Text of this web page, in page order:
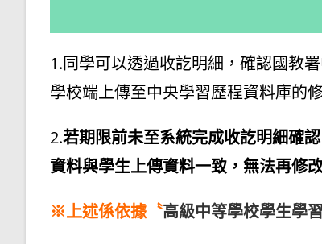
1.同學可以透過收訖明細，確認國教
學校端上傳至中央學習歷程資料庫的
2.若期限前未至系統完成收訖明細確
資料與學生上傳資料一致，無法再修
※上述係依據〝高級中等學校學生學